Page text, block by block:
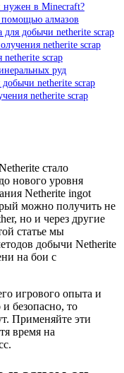
нужен в Minecraft?
помощью алмазов
для добычи netherite scrap
netherite scrap
scrap
руд
добычи netherite scrap
netherite scrap
стало
нового уровня
Netherite ingot
можно получить не
но и через другие
статье мы
добычи Netherite
на бои с
игрового опыта и
безопасно, то
Применяйте эти
время на